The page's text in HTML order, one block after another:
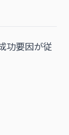
功要因が従